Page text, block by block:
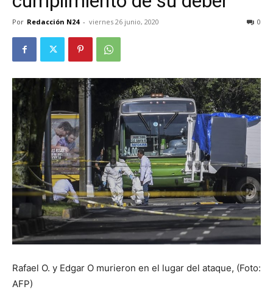
Por Redacción N24 - viernes 26 junio, 2020 0
Rafael O. y Edgar O murieron en el lugar del ataque, (Foto:
AFP)